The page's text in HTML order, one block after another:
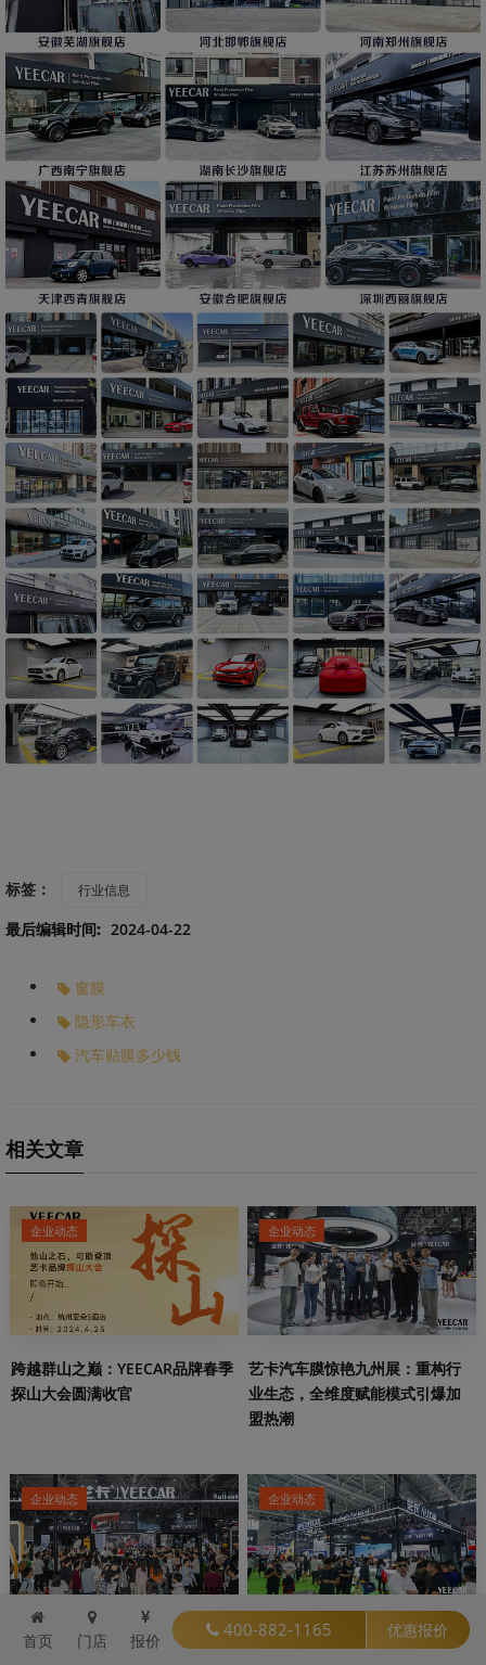
标签： 行业信息
最后编辑时间: 2024-04-22
窗膜
隐形车衣
汽车贴膜多少钱
相关文章
企业动态
跨越群山之巅：YEECAR品牌春季
探山大会圆满收官
企业动态
艺卡汽车膜惊艳九州展：重构行
业生态，全维度赋能模式引爆加
盟热潮
企业动态
九州展圆满收官！YEECAR艺卡汽
企业动态
九州展首日火爆出圈！艺卡
首页 门店 报价
400-882-1165 优惠报价